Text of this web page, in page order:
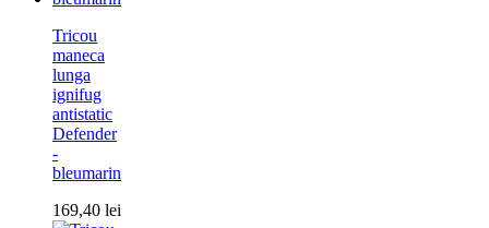
Tricou
maneca
lunga
ignifug
antistatic
Defender
-
bleumarin
169,40 lei